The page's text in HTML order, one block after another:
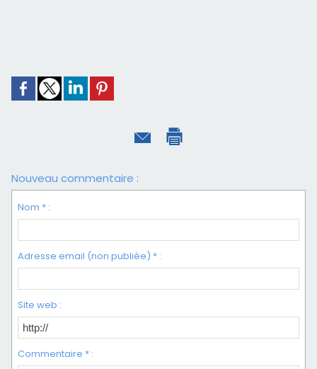
Nouveau commentaire :
Nom * :
Adresse email (non publiée) * :
Site web :
Commentaire * :